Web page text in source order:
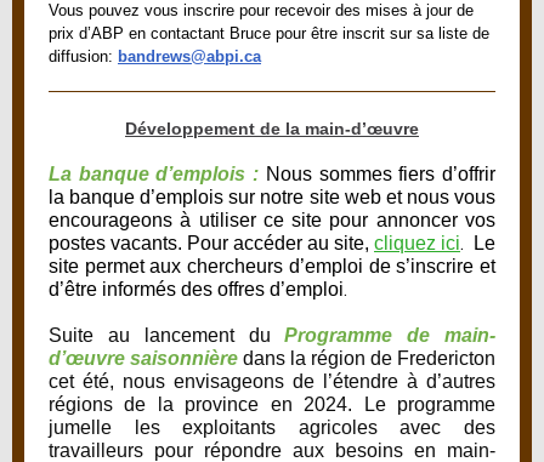
Vous pouvez vous inscrire pour recevoir des mises à jour de
prix d’ABP en contactant Bruce pour être inscrit sur sa liste de
diffusion: bandrews@abpi.ca
Développement de la main-d’œuvre
La banque d’emplois : Nous sommes fiers d’offrir
la banque d’emplois sur notre site web et nous vous
encourageons à utiliser ce site pour annoncer vos
postes vacants. Pour accéder au site, cliquez ici.
Le
site permet aux chercheurs d’emploi de s’inscrire et
d’être informés des offres d’emploi.
Suite au lancement duProgramme de main-
d’œuvre saisonnière dans la région de Fredericton
cet été, nous envisageons de l’étendre à d’autres
régions de la province en 2024. Le programme
jumelle les exploitants agricoles avec des
travailleurs pour répondre aux besoins en main-